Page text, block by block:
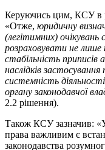
Керуючись цим, КСУ в
«Отже, юридичну
(легітимних) очікувань
розраховувати не лише
стабільність приписів
наслідків
системність
органу законодавчої
2.2 рішення).
Також КСУ зазначив:
права важливим є
законодавства